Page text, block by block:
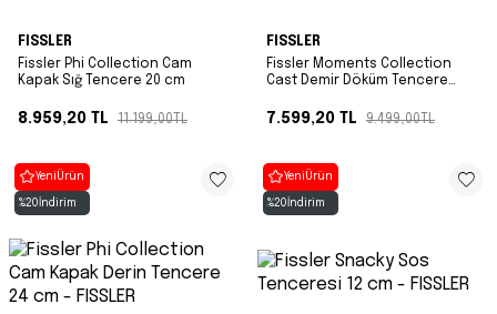
FISSLER
Fissler Phi Collection Cam
Kapak Sığ Tencere 20 cm
8.959,20 TL 11.199,00TL
FISSLER
Fissler Moments Collection
Cast Demir Döküm Tencere
7.599,20 TL 9.499,00TL
Yeni Ürün
%20 İndirim
Yeni Ürün
%20 İndirim